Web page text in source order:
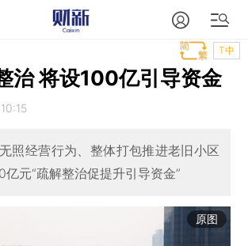
T中
治 将设100亿引导资金
照经营行为、整体打包推进老旧小区
元“疏解整治促提升引导资金”
原图